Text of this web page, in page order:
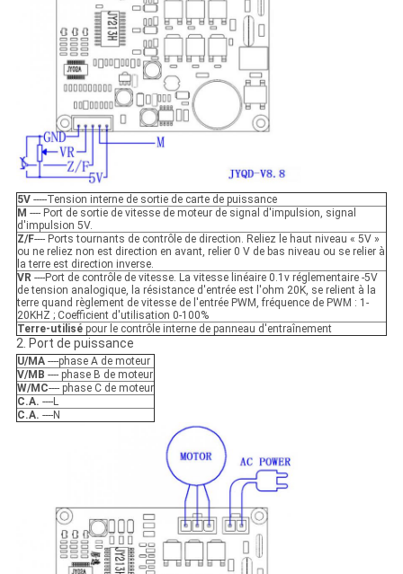
5V -----Tension interne de sortie de carte de puissance
M ---- Port de sortie de vitesse de moteur de signal d'impulsion, signal
d'impulsion 5V.
Z/F---- Ports tournants de contrôle de direction. Reliez le haut niveau « 5V »
ou ne reliez non est direction en avant, relier 0 V de bas niveau ou se relier à
la terre est direction inverse.
VR ----Port de contrôle de vitesse. La vitesse linéaire 0.1v réglementaire -5V
de tension analogique, la résistance d'entrée est l'ohm 20K, se relient à la
terre quand règlement de vitesse de l'entrée PWM, fréquence de PWM : 1-
20KHZ ; Coefficient d'utilisation 0-100%
Terre-utilisépour le contrôle interne de panneau d'entraînement
2. Port de puissance
U/MA ----phase A de moteur
V/MB ---- phase B de moteur
W/MC---- phase C de moteur
C.A. ----L
C.A. ----N